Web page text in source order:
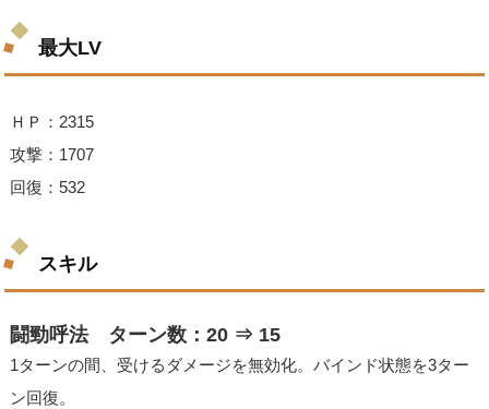
最大LV
ＨＰ：2315
攻撃：1707
回復：532
スキル
闘勁呼法 ターン数：20 ⇒ 15
1ターンの間、受けるダメージを無効化。バインド状態を3ター
ン回復。